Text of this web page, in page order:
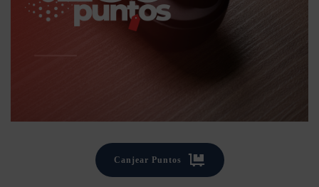
Canjear Puntos